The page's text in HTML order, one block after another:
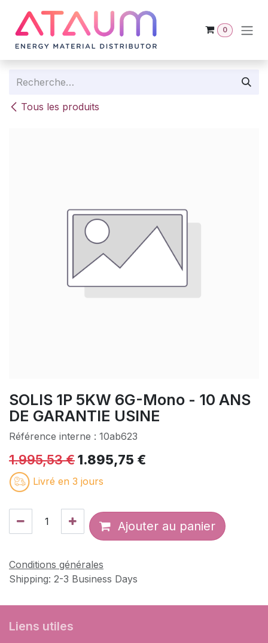
0
Tous les produits
SOLIS 1P 5KW 6G-Mono - 10 ANS
DE GARANTIE USINE
Référence interne : 10ab623
1.995,53€1.895,75 €
Livré en 3 jours
Ajouter au panier
Conditions générales
Shipping: 2-3 Business Days
Liens utiles